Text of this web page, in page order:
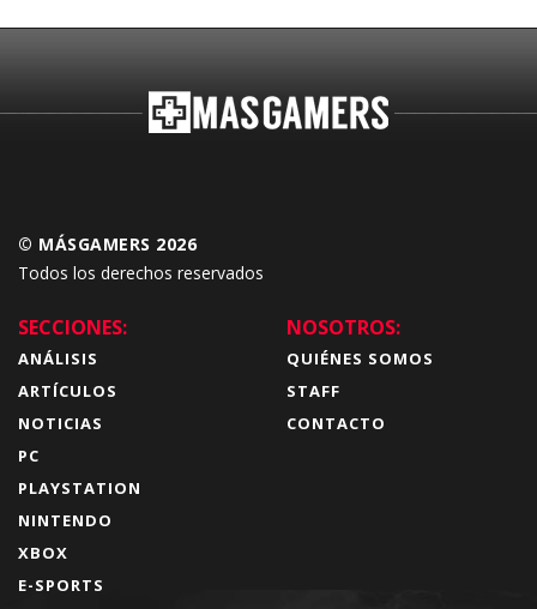
© MÁSGAMERS 2026
Todos los derechos reservados
SECCIONES:
ANÁLISIS
ARTÍCULOS
NOTICIAS
PC
PLAYSTATION
NINTENDO
XBOX
E-SPORTS
NOSOTROS:
QUIÉNES SOMOS
STAFF
CONTACTO